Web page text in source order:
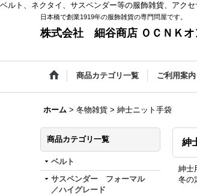
ベルト、ネクタイ、サスペンダー等の服飾雑貨、アク
日本橋で創業1919年の服飾雑貨の専門問屋です。
株式会社 細谷商店 ＯＣＮＫオ
商品カテゴリ一覧 ご利用案内
ホーム > 冬物雑貨 > 紳士ニット手袋
商品カテゴリ一覧
ベルト
サスペンダー フォーマル
／ハイグレード
紳
紳士
冬の